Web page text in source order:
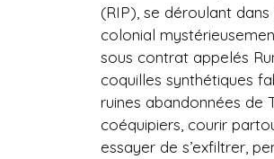
(RIP), se déroulant
colonial
sous contrat appelés
coquilles synthétiques
ruines abandonnées de
coéquipiers, courir
essayer de s’exfiltrer,